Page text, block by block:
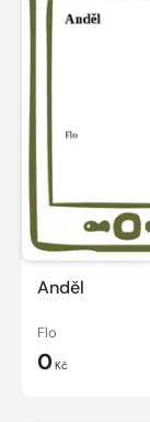
Anděl
Flo
0Kč